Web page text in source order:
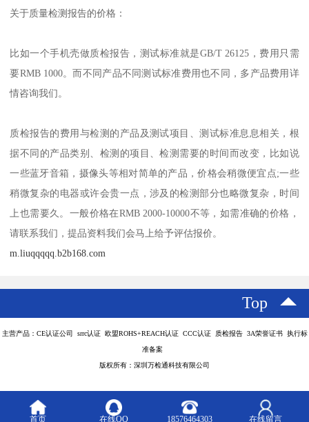
关于质量检测报告的价格：
比如一个手机壳做质检报告，测试标准就是GB/T 26125，费用只需
要RMB 1000。而不同产品不同测试标准费用也不同，多产品费用详
情咨询我们。
质检报告的费用与检测的产品及测试项目、测试标准息息相关，根
据不同的产品类别、检测的项目、检测需要的时间而改变，比如说
一些蓝牙音箱，摄像头等相对简单的产品，价格会稍微便宜点;一些
稍微复杂的电器或许会贵一点，涉及的检测部分也略微复杂，时间
上也需要久。一般价格在RMB 2000-10000不等，如需准确的价格，
请联系我们，提品资料我们会马上给予评估报价。
m.liuqqqqq.b2b168.com
Top
主营产品：CE认证公司 srrc认证 欧盟ROHS+REACH认证 CCC认证 质检报告 3A荣誉证书 执行标
准备案
版权所有：深圳万检通科技有限公司
首页 在线QQ 18576464303 在线留言